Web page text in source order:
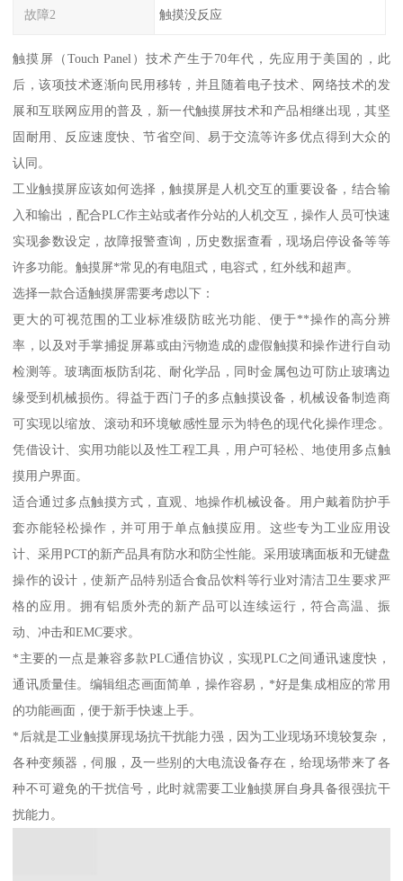
故障2 触摸没反应
触摸屏（Touch Panel）技术产生于70年代，先应用于美国的，此
后，该项技术逐渐向民用移转，并且随着电子技术、网络技术的发
展和互联网应用的普及，新一代触摸屏技术和产品相继出现，其坚
固耐用、反应速度快、节省空间、易于交流等许多优点得到大众的
认同。
工业触摸屏应该如何选择，触摸屏是人机交互的重要设备，结合输
入和输出，配合PLC作主站或者作分站的人机交互，操作人员可快速
实现参数设定，故障报警查询，历史数据查看，现场启停设备等等
许多功能。触摸屏*常见的有电阻式，电容式，红外线和超声。
选择一款合适触摸屏需要考虑以下：
更大的可视范围的工业标准级防眩光功能、便于**操作的高分辨
率，以及对手掌捕捉屏幕或由污物造成的虚假触摸和操作进行自动
检测等。玻璃面板防刮花、耐化学品，同时金属包边可防止玻璃边
缘受到机械损伤。得益于西门子的多点触摸设备，机械设备制造商
可实现以缩放、滚动和环境敏感性显示为特色的现代化操作理念。
凭借设计、实用功能以及性工程工具，用户可轻松、地使用多点触
摸用户界面。
适合通过多点触摸方式，直观、地操作机械设备。用户戴着防护手
套亦能轻松操作，并可用于单点触摸应用。这些专为工业应用设
计、采用PCT的新产品具有防水和防尘性能。采用玻璃面板和无键盘
操作的设计，使新产品特别适合食品饮料等行业对清洁卫生要求严
格的应用。拥有铝质外壳的新产品可以连续运行，符合高温、振
动、冲击和EMC要求。
*主要的一点是兼容多款PLC通信协议，实现PLC之间通讯速度快，
通讯质量佳。编辑组态画面简单，操作容易，*好是集成相应的常用
的功能画面，便于新手快速上手。
*后就是工业触摸屏现场抗干扰能力强，因为工业现场环境较复杂，
各种变频器，伺服，及一些别的大电流设备存在，给现场带来了各
种不可避免的干扰信号，此时就需要工业触摸屏自身具备很强抗干
扰能力。